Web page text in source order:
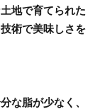
地で育てられた
術で美味しさを
な脂が少なく、